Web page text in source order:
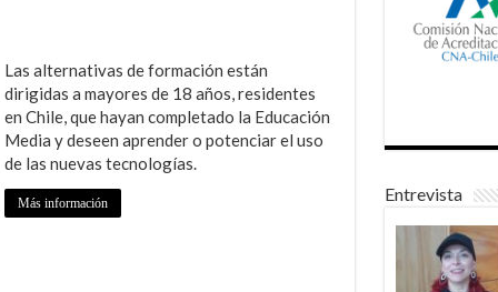
Las alternativas de formación están
dirigidas a mayores de 18 años, residentes
en Chile, que hayan completado la Educación
Media y deseen aprender o potenciar el uso
de las nuevas tecnologías.
Más información Entrevista